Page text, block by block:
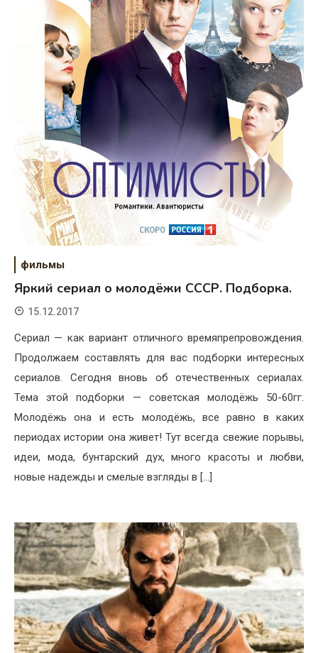
фильмы
Яркий сериал о молодёжи СССР. Подборка.
15.12.2017
Сериал — как вариант отличного времяпрепровождения.
Продолжаем составлять для вас подборки интересных
сериалов. Сегодня вновь об отечественных сериалах.
Тема этой подборки — советская молодёжь 50-60гг.
Молодёжь она и есть молодёжь, все равно в каких
периодах истории она живет! Тут всегда свежие порывы,
идеи, мода, бунтарский дух, много красоты и любви,
новые надежды и смелые взгляды в […]